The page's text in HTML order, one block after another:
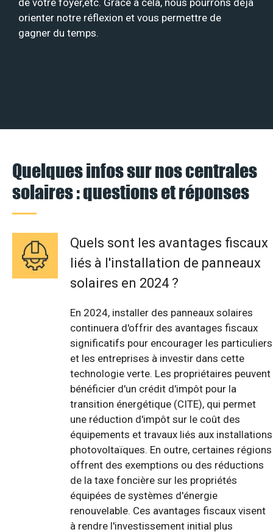
orienter notre réflexion et vous permettre de
gagner du temps.
Quelques infos sur nos centrales
solaires : questions et réponses
Quels sont les avantages fiscaux
liés à l'installation de panneaux
solaires en 2024 ?
En 2024, installer des panneaux solaires
continuera d'offrir des avantages fiscaux
significatifs pour encourager les particuliers
et les entreprises à investir dans cette
technologie verte. Les propriétaires peuvent
bénéficier d'un crédit d'impôt pour la
transition énergétique (CITE), qui permet
une réduction d'impôt sur le coût des
équipements et travaux liés aux installations
photovoltaïques. En outre, certaines régions
offrent des exemptions ou des réductions
de la taxe foncière sur les propriétés
équipées de systèmes d'énergie
renouvelable. Ces avantages fiscaux visent
à rendre l'investissement initial plus